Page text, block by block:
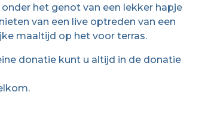
het genot van een lekker hapje
van een live optreden van een
maaltijd op het voor terras.
donatie kunt u altijd in de donatie